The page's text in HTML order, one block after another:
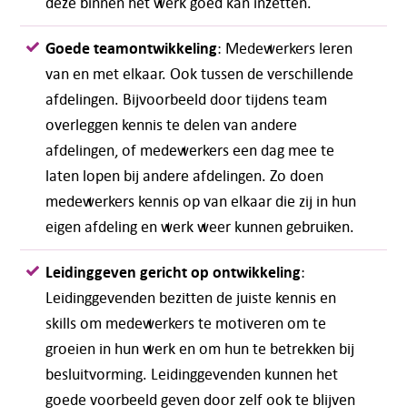
Goede teamontwikkeling: Medewerkers leren
van en met elkaar. Ook tussen de verschillende
afdelingen. Bijvoorbeeld door tijdens team
overleggen kennis te delen van andere
afdelingen, of medewerkers een dag mee te
laten lopen bij andere afdelingen. Zo doen
medewerkers kennis op van elkaar die zij in hun
eigen afdeling en werk weer kunnen gebruiken.
Leidinggeven gericht op ontwikkeling:
Leidinggevenden bezitten de juiste kennis en
skills om medewerkers te motiveren om te
groeien in hun werk en om hun te betrekken bij
besluitvorming. Leidinggevenden kunnen het
goede voorbeeld geven door zelf ook te blijven